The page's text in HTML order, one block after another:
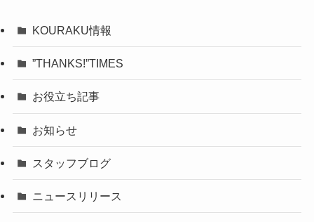
KOURAKU情報
”THANKS!”TIMES
お役立ち記事
お知らせ
スタッフブログ
ニュースリリース